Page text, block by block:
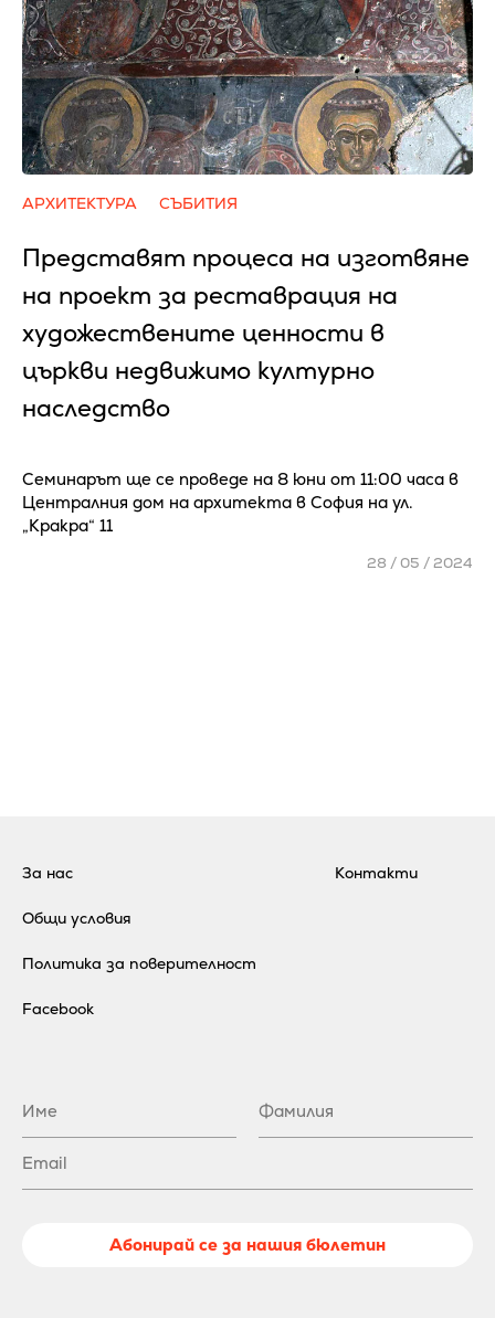
АРХИТЕКТУРА СЪБИТИЯ
Представят процеса на изготвяне
на проект за реставрация на
художествените ценности в
църкви недвижимо културно
наследство
Семинарът ще се проведе на 8 юни от 11:00 часа в
Централния дом на архитекта в София на ул.
„Кракра“ 11
28 / 05 / 2024
За нас
Общи условия
Политика за поверителност
Контакти
Facebook
Абонирай се за нашия бюлетин